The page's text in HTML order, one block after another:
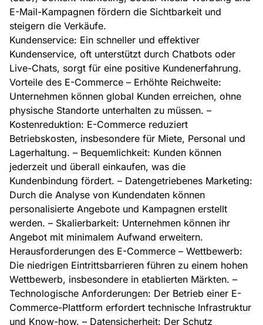
E-Mail-Kampagnen fördern die Sichtbarkeit und
steigern die Verkäufe.
Kundenservice: Ein schneller und effektiver
Kundenservice, oft unterstützt durch Chatbots oder
Live-Chats, sorgt für eine positive Kundenerfahrung.
Vorteile des E-Commerce – Erhöhte Reichweite:
Unternehmen können global Kunden erreichen, ohne
physische Standorte unterhalten zu müssen. –
Kostenreduktion: E-Commerce reduziert
Betriebskosten, insbesondere für Miete, Personal und
Lagerhaltung. – Bequemlichkeit: Kunden können
jederzeit und überall einkaufen, was die
Kundenbindung fördert. – Datengetriebenes Marketing:
Durch die Analyse von Kundendaten können
personalisierte Angebote und Kampagnen erstellt
werden. – Skalierbarkeit: Unternehmen können ihr
Angebot mit minimalem Aufwand erweitern.
Herausforderungen des E-Commerce – Wettbewerb:
Die niedrigen Eintrittsbarrieren führen zu einem hohen
Wettbewerb, insbesondere in etablierten Märkten. –
Technologische Anforderungen: Der Betrieb einer E-
Commerce-Plattform erfordert technische Infrastruktur
und Know-how. – Datensicherheit: Der Schutz